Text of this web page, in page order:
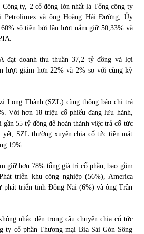
Công ty, 2 cổ đông lớn nhất là Tổng công ty
Petrolimex và ông Hoàng Hải Ðường, Ủy
số tiền bởi lần lượt nắm giữ 50,33% và
đạt doanh thu thuần 37,2 tỷ đồng và lợi
lượt giảm hơn 22% và 2% so với cùng kỳ
Long Thành (SZL) cũng thông báo chi trả
Với hơn 18 triệu cổ phiếu đang lưu hành,
55 tỷ đồng để hoàn thành việc trả cổ tức
SZL thường xuyên chia cổ tức tiền mặt
19%.
giữ hơn 78% tổng giá trị cổ phần, bao gồm
triển khu công nghiệp (56%), America
triển tỉnh Ðồng Nai (6%) và ông Trần
nhắc đến trong câu chuyện chia cổ tức
ty cổ phần Thương mại Bia Sài Gòn Sông